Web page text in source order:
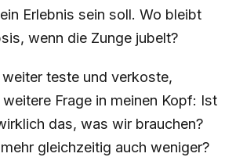
Erlebnis sein soll. Wo bleibt
wenn die Zunge jubelt?
teste und verkoste,
Frage in meinen Kopf: Ist
das, was wir brauchen?
gleichzeitig auch weniger?